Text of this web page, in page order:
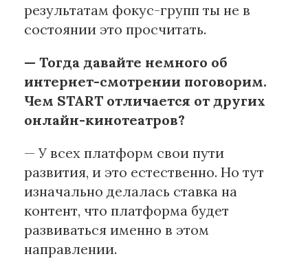
результатам фокус-групп ты не в
состоянии это просчитать.
— Тогда давайте немного об
интернет-смотрении поговорим.
Чем START отличается от других
онлайн-кинотеатров?
— У всех платформ свои пути
развития, и это естественно. Но тут
изначально делалась ставка на
контент, что платформа будет
развиваться именно в этом
направлении.